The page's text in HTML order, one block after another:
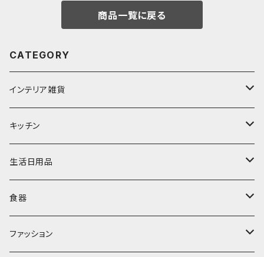
商品一覧に戻る
CATEGORY
インテリア雑貨
置物・オブジェ
ミラー
ぬいぐるみ
時計
キッチン
水筒・マグ
カトラリー
食器
生活日用品
タオル・ハンカチ
キッチンクロス
その他
食器
コップ・マグカップ
ファッション